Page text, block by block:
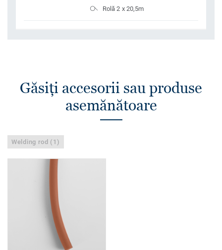
Rolă 2 x 20,5m
Găsiţi accesorii sau produse
asemănătoare
Welding rod (1)